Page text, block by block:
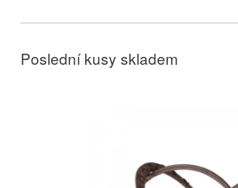
Poslední kusy skladem